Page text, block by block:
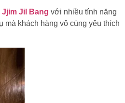
Jjim Jil Bang với nhiều tính năng
khách hàng vô cùng yêu thích